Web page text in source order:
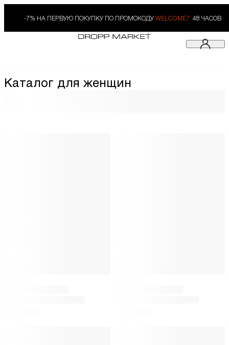
-7% НА ПЕРВУЮ ПОКУПКУ ПО ПРОМОКОДУ WELCOME7. 48 ЧАСОВ
Каталог для женщин